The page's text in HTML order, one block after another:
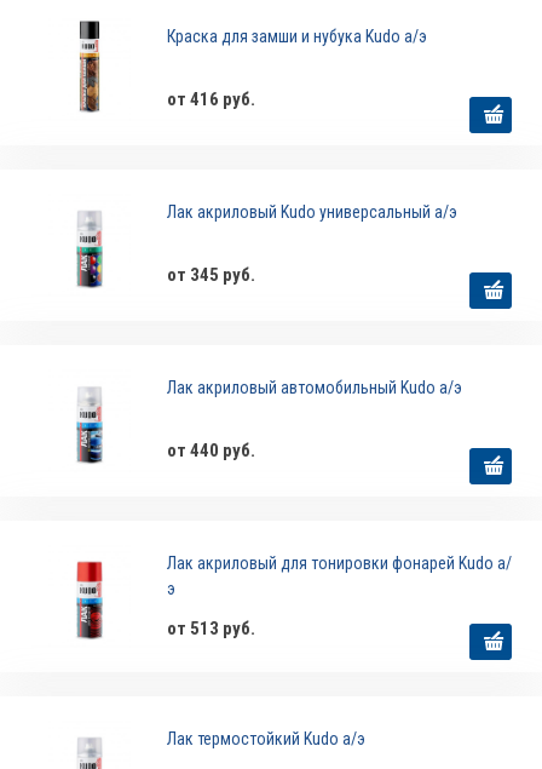
Краска для замши и нубука Kudo а/э
от 416 руб.
Лак акриловый Kudo универсальный а/э
от 345 руб.
Лак акриловый автомобильный Kudo а/э
от 440 руб.
Лак акриловый для тонировки фонарей Kudo а/
э
от 513 руб.
Лак термостойкий Kudo а/э